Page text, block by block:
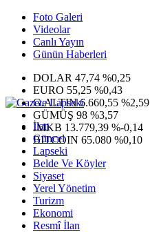
Foto Galeri
Videolar
Canlı Yayın
Günün Haberleri
DOLAR 47,74 %0,25
EURO 55,25 %0,43
G.ALTIN6.660,55 %2,59
GÜMÜŞ 98 %3,57
IMKB 13.779,39 %-0,14
BITCOIN 65.080 %0,10
İlan
Güncel
Lapseki
Belde Ve Köyler
Siyaset
Yerel Yönetim
Turizm
Ekonomi
Resmî İlan